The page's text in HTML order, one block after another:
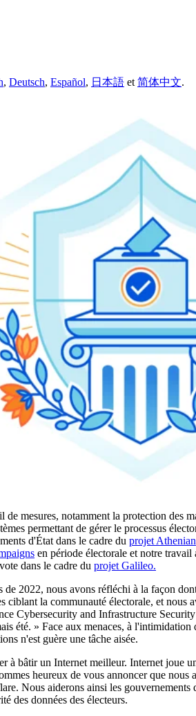
, Deutsch, Español, 日本語 et 简体中文.
mesures, notamment la protection des
permettant de gérer le processus
d'État dans le cadre du projet Athenian
en période électorale et notre travail
dans le cadre du projet Galileo.
2022, nous avons réfléchi à la façon
ciblant la communauté électorale, et
Cybersecurity and Infrastructure
été. » Face aux menaces, à
n'est guère une tâche aisée.
à bâtir un Internet meilleur. Internet joue
heureux de vous annoncer que
Nous aiderons ainsi les
des données des électeurs.